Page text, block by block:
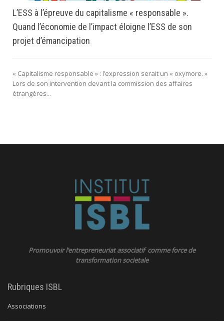
L’ESS à l’épreuve du capitalisme « responsable ».
Quand l’économie de l’impact éloigne l’ESS de son
projet d’émancipation
« Capitalisme responsable » : l’expression serait un « oxymore. »
Lors de son intervention devant la commission des affaires
étrangères...
Promouvoir l’entrepreneuriat associatif comme force de
transformation societale
Rubriques ISBL
Associations